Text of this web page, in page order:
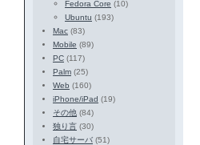
Fedora Core (10)
Ubuntu (193)
Mac (83)
Mobile (89)
PC (117)
Palm (25)
Web (160)
iPhone/iPad (19)
その他 (84)
独り言 (30)
自宅サーバ (51)